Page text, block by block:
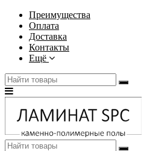
Преимущества
Оплата
Доставка
Контакты
Ещё